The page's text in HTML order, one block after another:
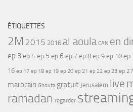
ÉTIQUETTES
2M 2015 2016 al aoula CAN en
ep 3ep 4ep 5 ep 6 ep 7 ep 8 ep 9 ep 10 ep
16 ep 17 ep 18 ep 19 ep 20 ep 21 ep 22 ep 23 ep 27
marocain Ghouta gratuit Jerusalem live
ramadan regarder